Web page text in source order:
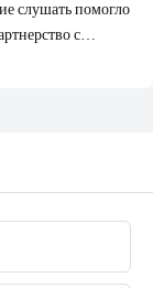
слушать помогло
с